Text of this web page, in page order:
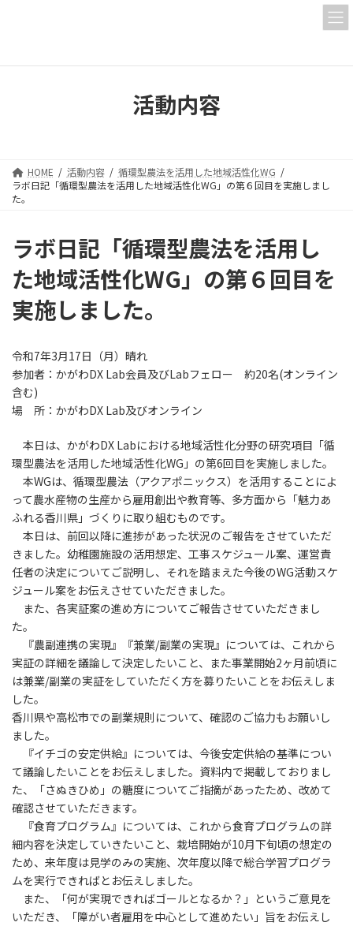
ツ
シ
活動内容
HOME 活動内容
循環型農法を活用した地域活性化WG
ラボ日記「循環型農法を活用した地域活性化WG」の第６回目を実施しまし
た。
ラボ日記「循環型農法を活用し
た地域活性化WG」の第６回目を
実施しました。
令和7年3月17日（月）晴れ
参加者：かがわDX Lab会員及びLabフェロー 約20名(オンライン
含む)
場 所：かがわDX Lab及びオンライン
本日は、かがわDX Labにおける地域活性化分野の研究項目「循
環型農法を活用した地域活性化WG」の第6回目を実施しました。
本WGは、循環型農法（アクアポニックス）を活用することによ
って農水産物の生産から雇用創出や教育等、多方面から「魅力あ
ふれる香川県」づくりに取り組むものです。
本日は、前回以降に進捗があった状況のご報告をさせていただ
きました。幼稚園施設の活用想定、工事スケジュール案、運営責
任者の決定についてご説明し、それを踏まえた今後のWG活動スケ
ジュール案をお伝えさせていただきました。
また、各実証案の進め方についてご報告させていただきまし
た。
『農副連携の実現』『兼業/副業の実現』については、これから
実証の詳細を議論して決定したいこと、また事業開始2ヶ月前頃に
は兼業/副業の実証をしていただく方を募りたいことをお伝えしま
した。
香川県や高松市での副業規則について、確認のご協力もお願いし
ました。
『イチゴの安定供給』については、今後安定供給の基準につい
て議論したいことをお伝えしました。資料内で掲載しておりまし
た、「さぬきひめ」の糖度についてご指摘があったため、改めて
確認させていただきます。
『食育プログラム』については、これから食育プログラムの詳
細内容を決定していきたいこと、栽培開始が10月下旬頃の想定の
ため、来年度は見学のみの実施、次年度以降で総合学習プログラ
ムを実行できればとお伝えしました。
また、「何が実現できればゴールとなるか？」というご意見を
いただき、「障がい者雇用を中心として進めたい」旨をお伝えし